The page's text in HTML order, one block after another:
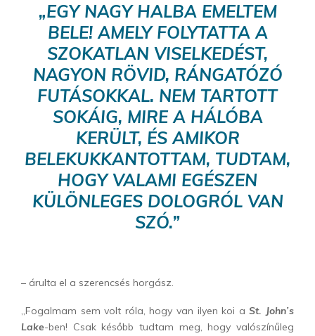
„EGY NAGY HALBA EMELTEM
BELE! AMELY FOLYTATTA A
SZOKATLAN VISELKEDÉST,
NAGYON RÖVID, RÁNGATÓZÓ
FUTÁSOKKAL. NEM TARTOTT
SOKÁIG, MIRE A HÁLÓBA
KERÜLT, ÉS AMIKOR
BELEKUKKANTOTTAM, TUDTAM,
HOGY VALAMI EGÉSZEN
KÜLÖNLEGES DOLOGRÓL VAN
SZÓ.”
– árulta el a szerencsés horgász.
„Fogalmam sem volt róla, hogy van ilyen koi aSt. John’s
Lake-ben! Csak később tudtam meg, hogy valószínűleg